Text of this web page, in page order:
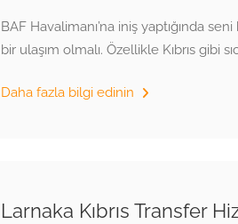
BAF Havalimanı’na iniş yaptığında
bir ulaşım olmalı. Özellikle Kıbrıs gibi
Daha fazla bilgi edinin
Larnaka Kıbrıs Transfer